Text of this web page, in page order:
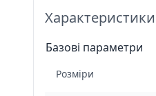
Базові параметри
Розміри